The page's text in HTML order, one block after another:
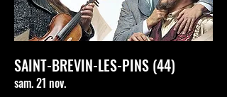
SAINT-BREVIN-LES-PINS (44)
sam. 21 nov.